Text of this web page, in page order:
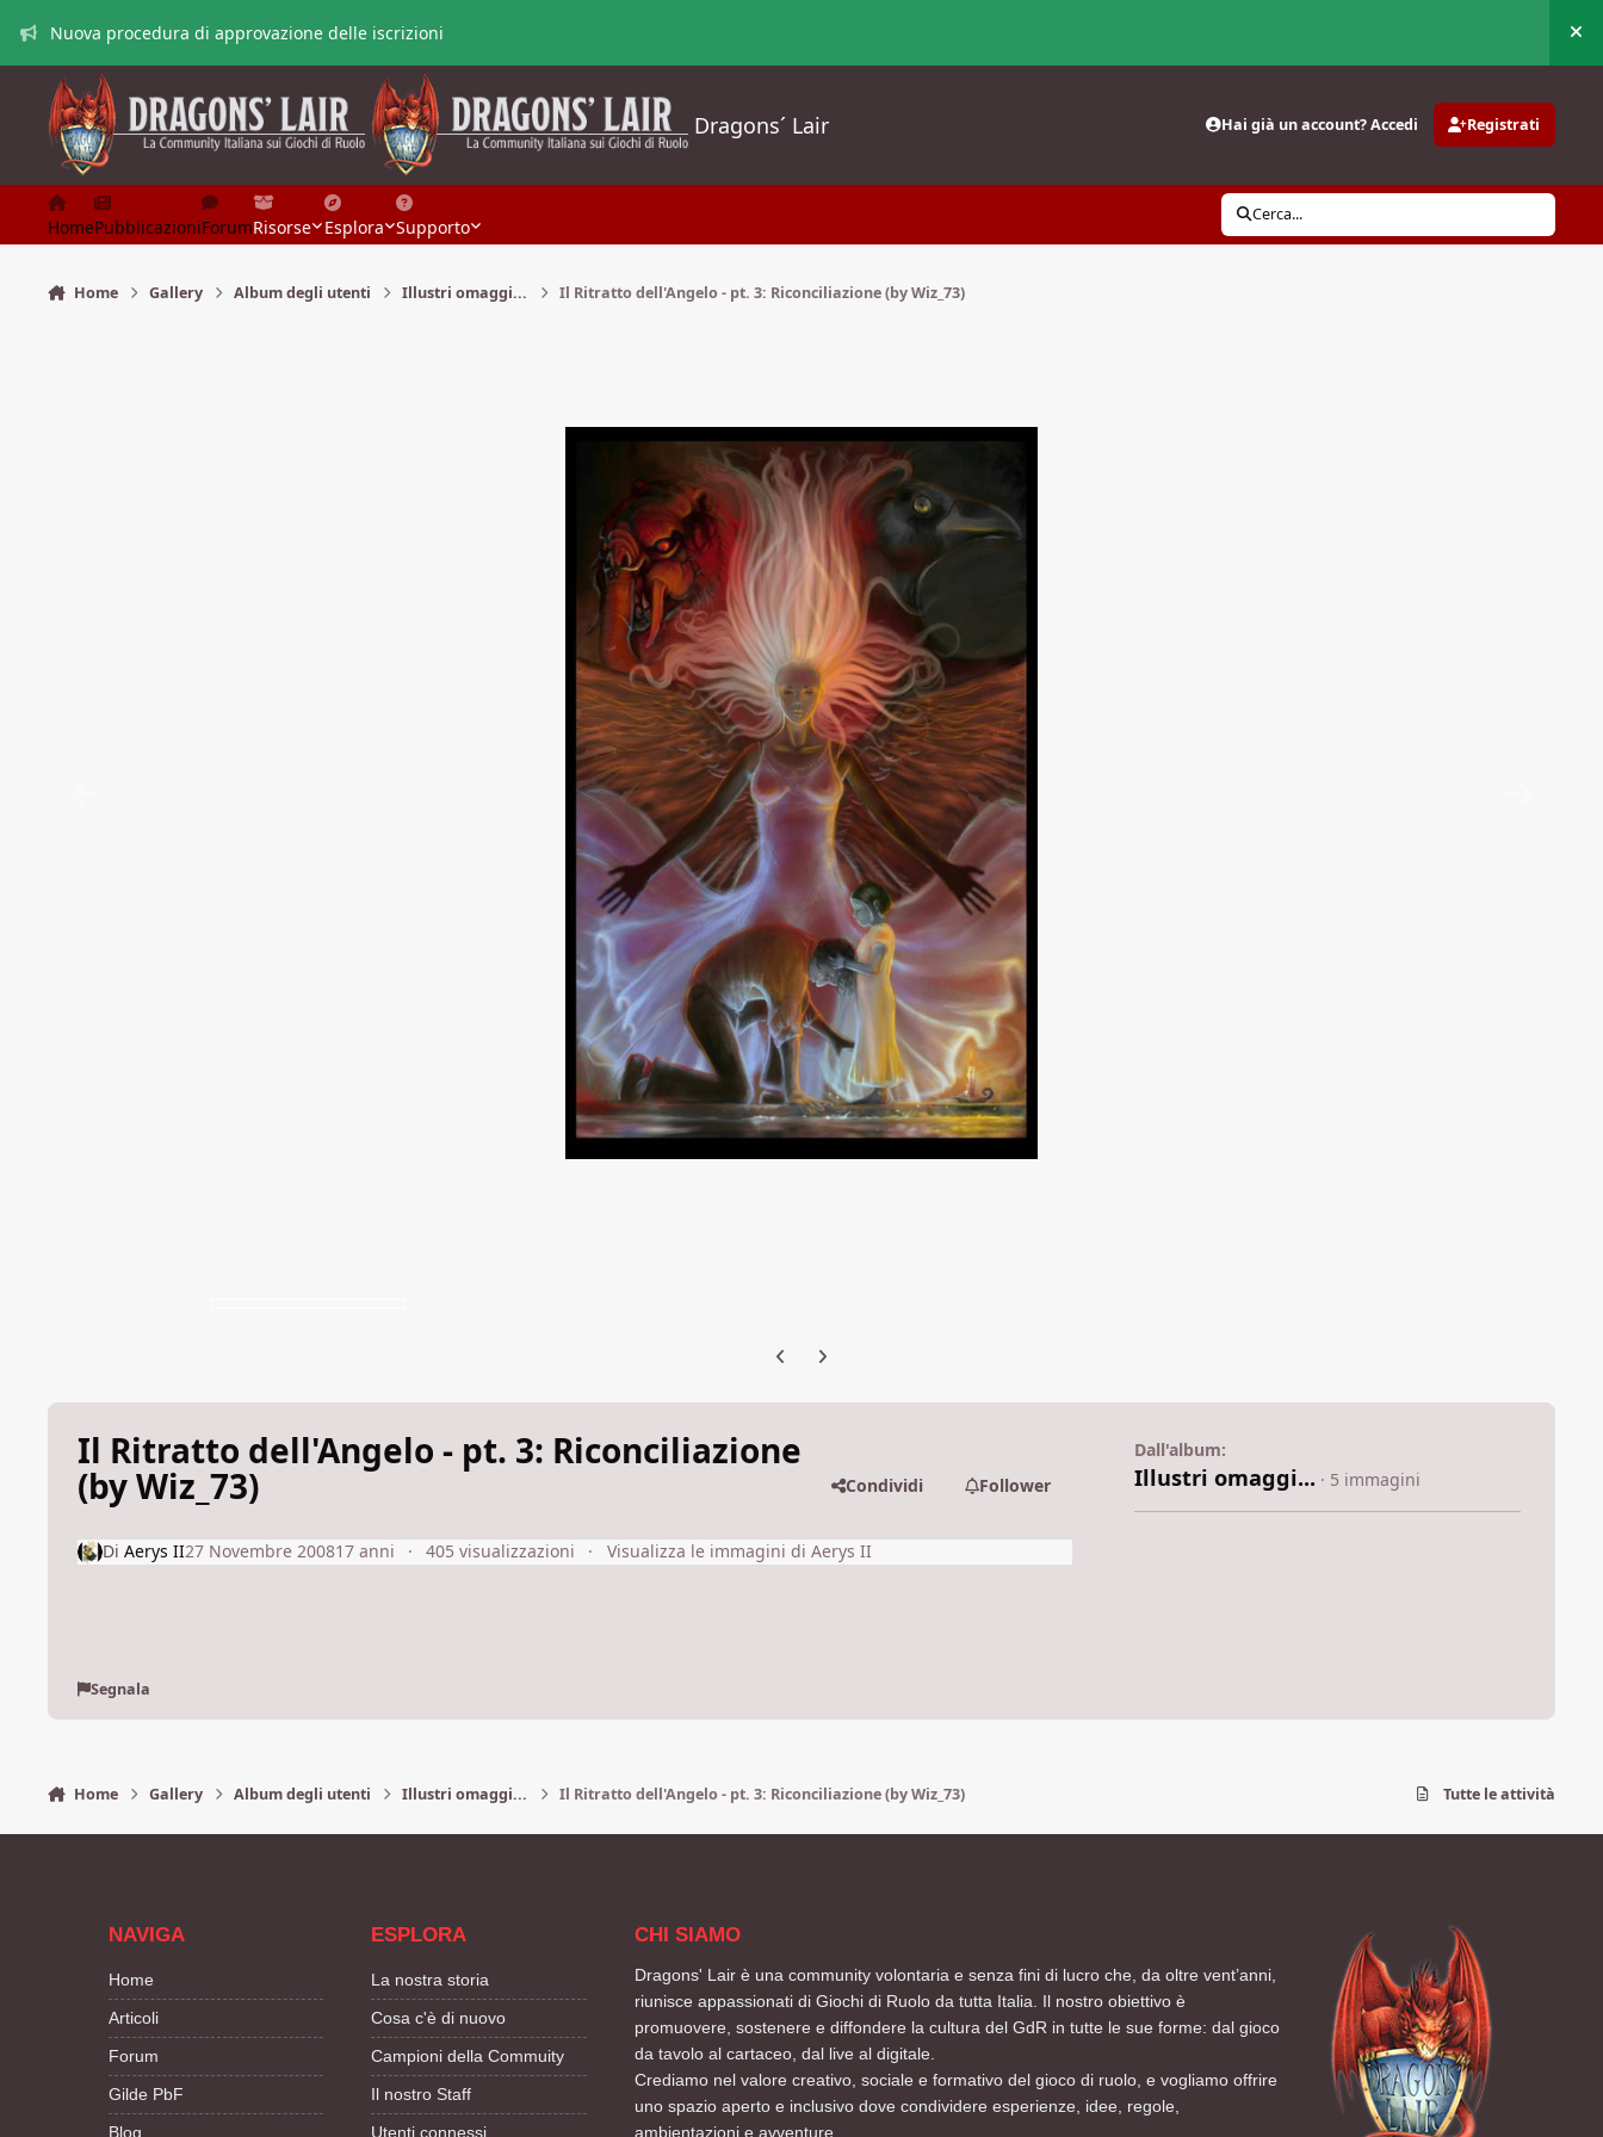
Nuova procedura di approvazione delle iscrizioni
Dragons´ Lair Hai già un account? Accedi Registrati
HomePubblicazioniForumRisorse Esplora Supporto
Cerca...
Home Gallery Album degli utenti Illustri omaggi... Il Ritratto dell'Angelo - pt. 3: Riconciliazione (by Wiz_73)
Previous carousel slide
Next carousel slide
Il Ritratto dell'Angelo - pt. 3: Riconciliazione
(by Wiz_73) Condividi Follower
Di Aerys II27 Novembre 200817 anni 405 visualizzazioni Visualizza le immagini di Aerys II
Segnala
Dall'album:
Illustri omaggi... · 5 immagini
Home Gallery Album degli utenti Illustri omaggi... Il Ritratto dell'Angelo - pt. 3: Riconciliazione (by Wiz_73) Tutte le attività
NAVIGA
Home
Articoli
Forum
Gilde PbF
Blog
ESPLORA
La nostra storia
Cosa c'è di nuovo
Campioni della Commuity
Il nostro Staff
Utenti connessi
CHI SIAMO
Dragons' Lair è una community volontaria e senza fini di lucro che, da oltre vent’anni,
riunisce appassionati di Giochi di Ruolo da tutta Italia. Il nostro obiettivo è
promuovere, sostenere e diffondere la cultura del GdR in tutte le sue forme: dal gioco
da tavolo al cartaceo, dal live al digitale.
Crediamo nel valore creativo, sociale e formativo del gioco di ruolo, e vogliamo offrire
uno spazio aperto e inclusivo dove condividere esperienze, idee, regole,
ambientazioni e avventure.